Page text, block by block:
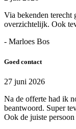
Via bekenden terecht
overzichtelijk. Ook
- Marloes Bos
Goed contact
27 juni 2026
Na de offerte had ik
beantwoord. Super
Ook de juiste